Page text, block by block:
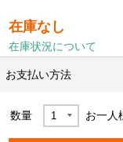
在庫なし
在庫状況について
お支払い方法
数量 お一人